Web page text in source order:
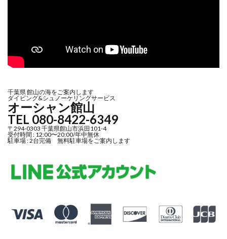
千葉県 館山の海をご案内します
ダイビング&シュノーケリングサービス
オーシャン館山
TEL 080-8422-6349
〒294-0303 千葉県館山市浜田101-4
受付時間 : 12:00〜20:00/年中無休
駐車場 : 2台完備 無料駐車場をご案内します